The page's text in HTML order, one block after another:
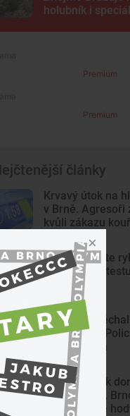
holubník i
Premium
Premium
články
Krvavý útok na
v Brně. Agresoři
kvůli zákazu
KVÍZ: Poznáte
a rybníků?
v kvízu
Dědeček
nemocnice.
cestu Brnem
Na Svoboďák
krojovaných.
celoměstské